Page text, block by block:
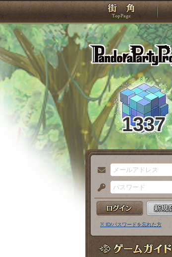
TOP
1337
メ
ー
ル
ア
ド
パ
ス
ー
※ ID/パスワードを忘れた方